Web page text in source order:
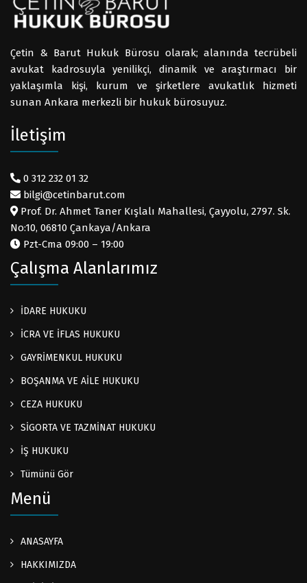
Çetin & Barut Hukuk Bürosu olarak; alanında tecrübeli
avukat kadrosuyla yenilikçi, dinamik ve araştırmacı bir
yaklaşımla kişi, kurum ve şirketlere avukatlık hizmeti
sunan Ankara merkezli bir hukuk bürosuyuz.
İletişim
0 312 232 01 32
bilgi@cetinbarut.com
Prof. Dr. Ahmet Taner Kışlalı Mahallesi, Çayyolu, 2797. Sk.
No:10, 06810 Çankaya/Ankara
Pzt-Cma 09:00 – 19:00
Çalışma Alanlarımız
İDARE HUKUKU
İCRA VE İFLAS HUKUKU
GAYRİMENKUL HUKUKU
BOŞANMA VE AİLE HUKUKU
CEZA HUKUKU
SİGORTA VE TAZMİNAT HUKUKU
İŞ HUKUKU
Tümünü Gör
Menü
ANASAYFA
HAKKIMIZDA